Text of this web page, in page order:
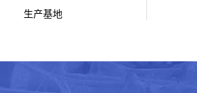
生产基地